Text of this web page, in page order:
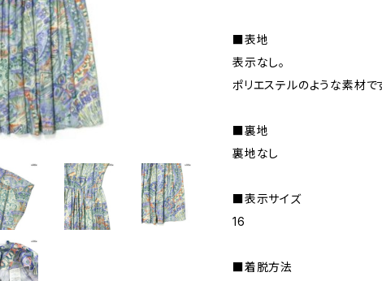
■表地
表示なし。
ポリエステルのような素材で
■裏地
裏地なし
■表示サイズ
16
■着脱方法